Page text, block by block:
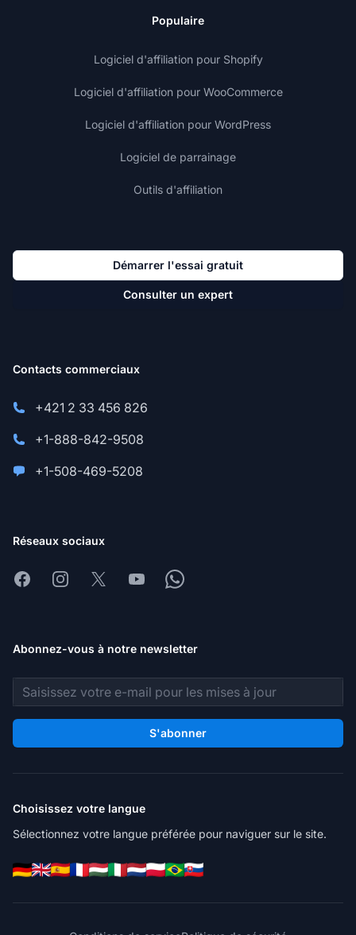
Populaire
Logiciel d'affiliation pour Shopify
Logiciel d'affiliation pour WooCommerce
Logiciel d'affiliation pour WordPress
Logiciel de parrainage
Outils d'affiliation
Démarrer l'essai gratuit
Consulter un expert
Contacts commerciaux
+421 2 33 456 826
+1-888-842-9508
+1-508-469-5208
Réseaux sociaux
FacebookInstagram
X YoutubeWhatsapp
Abonnez-vous à notre newsletter
Adresse e-mail
S'abonner
Choisissez votre langue
Sélectionnez votre langue préférée pour naviguer sur le site.